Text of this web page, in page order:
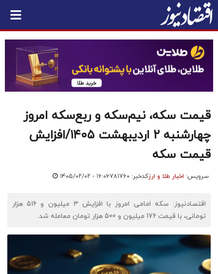
قیمت سکه، نیم‌سکه و ربع‌سکه امروز
چهارشنبه ۲ اردیبهشت ۱۴۰۵/افزایش
قیمت سکه
سرویس: اخبار طلا و ارزکدخبر: ۷۸۱۷۶۰ ۱۴۰۵/۰۲/۰۲ - ۱۶:۰۶
اقتصادنیوز: سکه امامی امروز با افزایش 3 میلیون و 516 هزار
تومانی، با قیمت 176 میلیون و 500 هزار تومان معامله شد.